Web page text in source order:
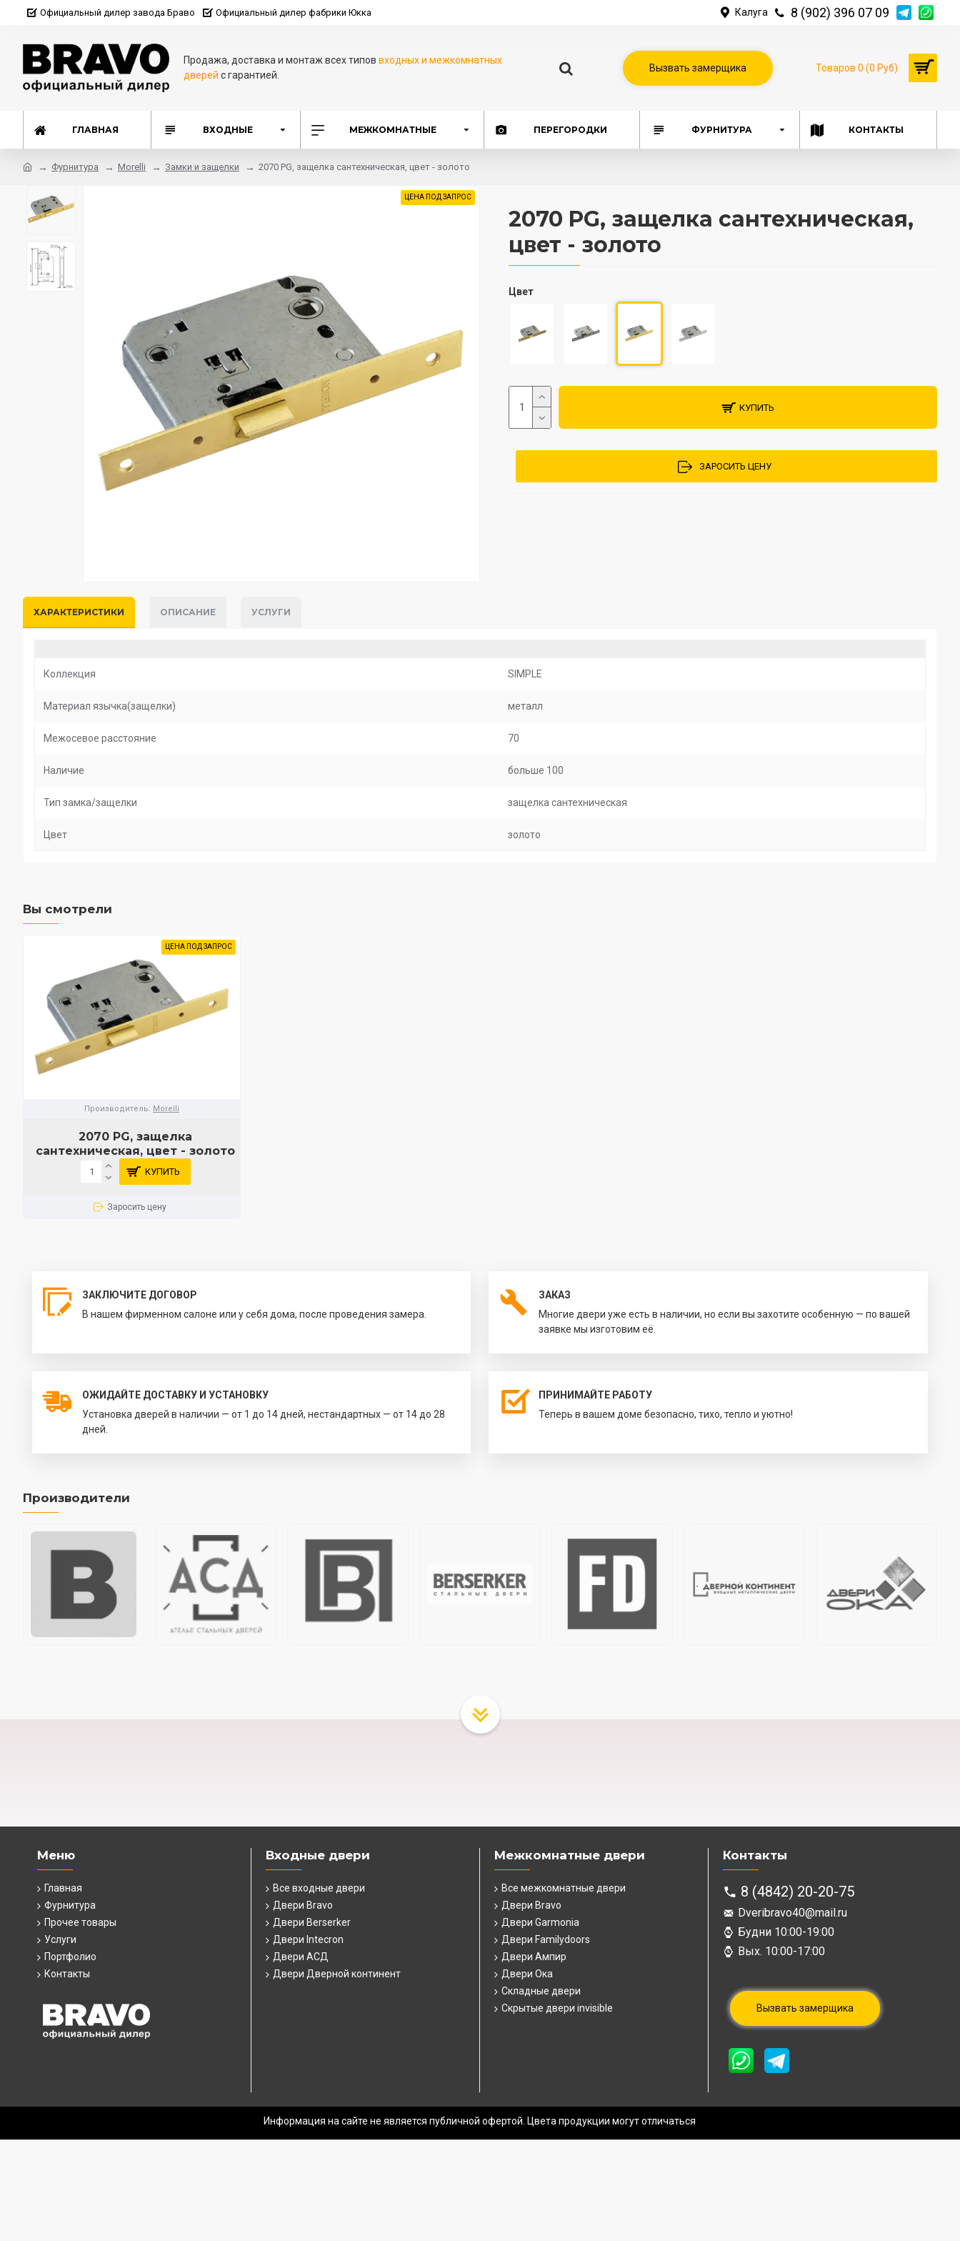
Официальный дилер завода Браво Официальный дилер фабрики Юкка Калуга 8 (902) 396 07 09
Продажа, доставка и монтаж всех типоввходных и межкомнатных
дверей с гарантией.
Вызвать замерщика Товаров 0 (0 Руб)
ГЛАВНАЯ ВХОДНЫЕ МЕЖКОМНАТНЫЕ ПЕРЕГОРОДКИ ФУРНИТУРА КОНТАКТЫ
Фурнитура Morelli Замки и защелки 2070 PG, защелка сантехническая, цвет - золото
ЦЕНА ПОД ЗАПРОС
2070 PG, защелка сантехническая,
цвет - золото
Цвет
КУПИТЬ
ЗАРОСИТЬ ЦЕНУ
ХАРАКТЕРИСТИКИ ОПИСАНИЕ УСЛУГИ
Коллекция SIMPLE
Материал язычка(защелки) металл
Межосевое расстояние 70
Наличие больше 100
Тип замка/защелки защелка сантехническая
Цвет золото
Вы смотрели
ЦЕНА ПОД ЗАПРОС
Производитель: Morelli
2070 PG, защелка
сантехническая, цвет - золото
КУПИТЬ
Заросить цену
ЗАКЛЮЧИТЕ ДОГОВОР
В нашем фирменном салоне или у себя дома, после проведения замера.
ЗАКАЗ
Многие двери уже есть в наличии, но если вы захотите особенную — по вашей
заявке мы изготовим её.
ОЖИДАЙТЕ ДОСТАВКУ И УСТАНОВКУ
Установка дверей в наличии — от 1 до 14 дней, нестандартных — от 14 до 28
дней.
ПРИНИМАЙТЕ РАБОТУ
Теперь в вашем доме безопасно, тихо, тепло и уютно!
Производители
Меню
Главная
Фурнитура
Прочее товары
Услуги
Портфолио
Контакты
Входные двери
Все входные двери
Двери Bravo
Двери Berserker
Двери Intecron
Двери АСД
Двери Дверной континент
Межкомнатные двери
Все межкомнатные двери
Двери Bravo
Двери Garmonia
Двери Familydoors
Двери Ампир
Двери Ока
Складные двери
Скрытые двери invisible
Контакты
8 (4842) 20-20-75
Dveribravo40@mail.ru
Будни 10:00-19:00
Вых. 10:00-17:00
Вызвать замерщика
Информация на сайте не является публичной офертой. Цвета продукции могут отличаться